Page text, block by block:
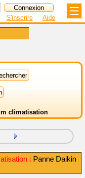
S'inscrire Aide
climatisation
: Panne Daikin